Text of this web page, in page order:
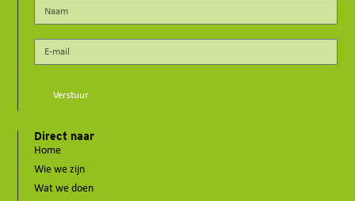
Verstuur
Direct naar
Home
Wie we zijn
Wat we doen